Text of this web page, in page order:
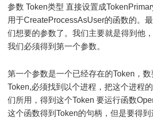
参数 Token类型 直接设置成
用于CreateProcessAsUser的函数的。
们想要的参数了。我们主要就是得到他
我们必须得到第一个参数。
第一个参数是一个已经存在的Token，
Token,必须找到以个进程，把这个进程
们所用，得到这个Token 要运行函数
这个函数得到Token的句柄，但是要得到